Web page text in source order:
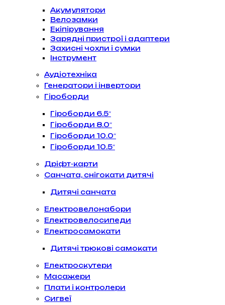
Акумулятори
Велозамки
Екіпірування
Зарядні пристрої і адаптери
Захисні чохли і сумки
Інструмент
Аудіотехніка
Генератори і інвертори
Гіроборди
Гіроборди 6.5″
Гіроборди 8.0″
Гіроборди 10.0″
Гіроборди 10.5″
Дріфт-карти
Санчата, снігокати дитячі
Дитячі санчата
Електровелонабори
Електровелосипеди
Електросамокати
Дитячі трюкові самокати
Електроскутери
Масажери
Плати і контролери
Сигвеї